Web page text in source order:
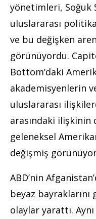
yönetimleri, Soğuk
uluslararası
ve bu değişken
görünüyordu.
Bottom’daki
akademisyenlerin
uluslararası
arasındaki ilişkinin
geleneksel
değişmiş
ABD’nin
beyaz
olaylar yarattı.